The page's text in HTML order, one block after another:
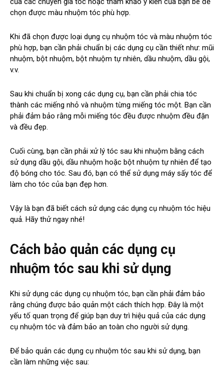
chọn được màu nhuộm tóc phù hợp.
Khi đã chọn được loại dụng cụ nhuộm tóc và màu nhuộm tóc
phù hợp, bạn cần phải chuẩn bị các dụng cụ cần thiết như: mũi
nhuộm, bột nhuộm, bột nhuộm tự nhiên, dầu nhuộm, dầu gội,
v.v.
Sau khi chuẩn bị xong các dụng cụ, bạn cần phải chia tóc
thành các miếng nhỏ và nhuộm từng miếng tóc một. Bạn cần
phải đảm bảo rằng mỗi miếng tóc đều được nhuộm đều đặn
và đều đẹp.
Cuối cùng, bạn cần phải xử lý tóc sau khi nhuộm bằng cách
sử dụng dầu gội, dầu nhuộm hoặc bột nhuộm tự nhiên để tạo
độ bóng cho tóc. Sau đó, bạn có thể sử dụng máy sấy tóc để
làm cho tóc của bạn đẹp hơn.
Vậy là bạn đã biết cách sử dụng các dụng cụ nhuộm tóc hiệu
quả. Hãy thử ngay nhé!
Cách bảo quản các dụng cụ
nhuộm tóc sau khi sử dụng
Khi sử dụng các dụng cụ nhuộm tóc, bạn cần phải đảm bảo
rằng chúng được bảo quản một cách thích hợp. Đây là một
yếu tố quan trọng để giúp bạn duy trì hiệu quả của các dụng
cụ nhuộm tóc và đảm bảo an toàn cho người sử dụng.
Để bảo quản các dụng cụ nhuộm tóc sau khi sử dụng, bạn
cần làm những việc sau: